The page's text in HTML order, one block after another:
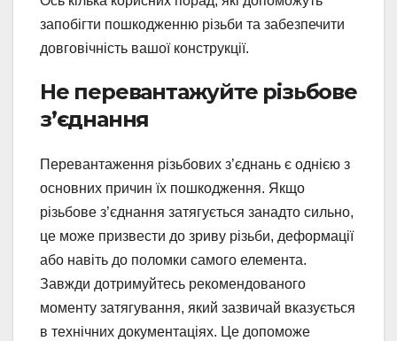
запобігти пошкодженню різьби та забезпечити
довговічність вашої конструкції.
Не перевантажуйте різьбове
з’єднання
Перевантаження різьбових з’єднань є однією з
основних причин їх пошкодження. Якщо
різьбове з’єднання затягується занадто сильно,
це може призвести до зриву різьби, деформації
або навіть до поломки самого елемента.
Завжди дотримуйтесь рекомендованого
моменту затягування, який зазвичай вказується
в технічних документаціях. Це допоможе